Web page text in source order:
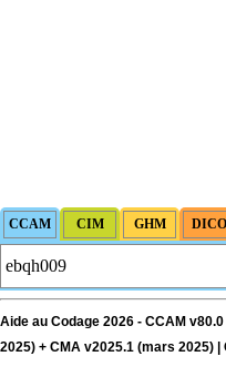
Aide au Codage 2026 - CCAM
2025) + CMA v2025.1 (mars 2025) |